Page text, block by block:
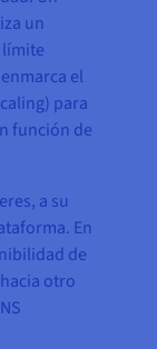
un
el
para
función de
a su
En
de
otro